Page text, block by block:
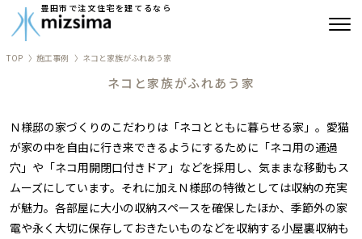
豊田市で注文住宅を建てるなら
リフォーム
古民家再生
建築実績
TOP 施工事例 ネコと家族がふれあう家
ネコと家族がふれあう家
Ｎ様邸の家づくりのこだわりは「ネコとともに暮らせる家」。愛猫
が家の中を自由に行き来できるようにするために「ネコ用の通過
穴」や「ネコ用開閉口付きドア」などを採用し、気ままな移動もス
ムーズにしています。それに加えＮ様邸の特徴としては収納の充実
が魅力。各部屋に大小の収納スペースを確保したほか、季節外の家
電や永く大切に保存しておきたいものなどを収納する小屋裏収納も